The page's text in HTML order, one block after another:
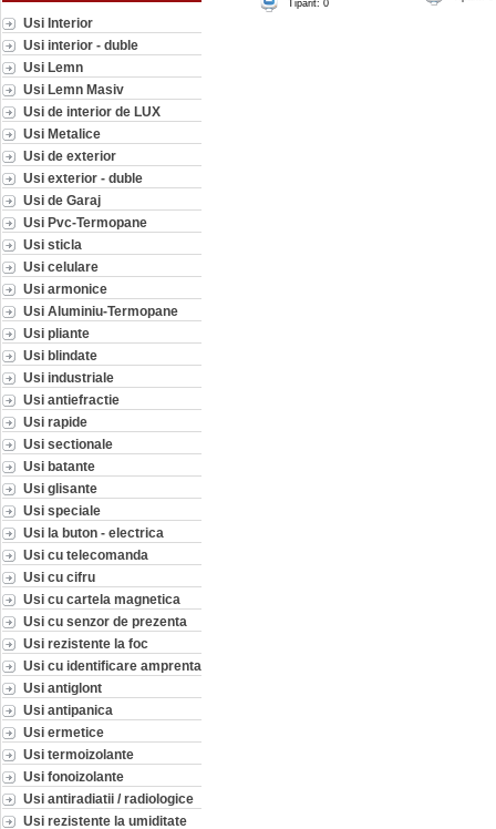
Usi Interior
Usi interior - duble
Usi Lemn
Usi Lemn Masiv
Usi de interior de LUX
Usi Metalice
Usi de exterior
Usi exterior - duble
Usi de Garaj
Usi Pvc-Termopane
Usi sticla
Usi celulare
Usi armonice
Usi Aluminiu-Termopane
Usi pliante
Usi blindate
Usi industriale
Usi antiefractie
Usi rapide
Usi sectionale
Usi batante
Usi glisante
Usi speciale
Usi la buton - electrica
Usi cu telecomanda
Usi cu cifru
Usi cu cartela magnetica
Usi cu senzor de prezenta
Usi rezistente la foc
Usi cu identificare amprenta
Usi antiglont
Usi antipanica
Usi ermetice
Usi termoizolante
Usi fonoizolante
Usi antiradiatii / radiologice
Usi rezistente la umiditate
Tiparit: 0